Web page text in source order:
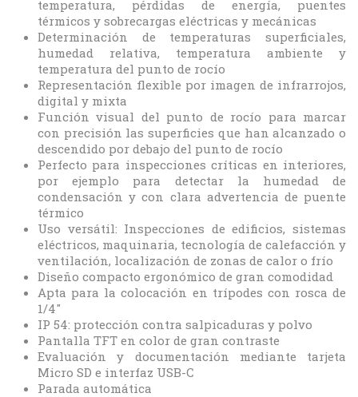
temperatura, pérdidas de energía, puentes
térmicos y sobrecargas eléctricas y mecánicas
Determinación de temperaturas superficiales,
humedad relativa, temperatura ambiente y
temperatura del punto de rocío
Representación flexible por imagen de infrarrojos,
digital y mixta
Función visual del punto de rocío para marcar
con precisión las superficies que han alcanzado o
descendido por debajo del punto de rocío
Perfecto para inspecciones críticas en interiores,
por ejemplo para detectar la humedad de
condensación y con clara advertencia de puente
térmico
Uso versátil: Inspecciones de edificios, sistemas
eléctricos, maquinaria, tecnología de calefacción y
ventilación, localización de zonas de calor o frío
Diseño compacto ergonómico de gran comodidad
Apta para la colocación en trípodes con rosca de
1/4"
IP 54: protección contra salpicaduras y polvo
Pantalla TFT en color de gran contraste
Evaluación y documentación mediante tarjeta
Micro SD e interfaz USB-C
Parada automática